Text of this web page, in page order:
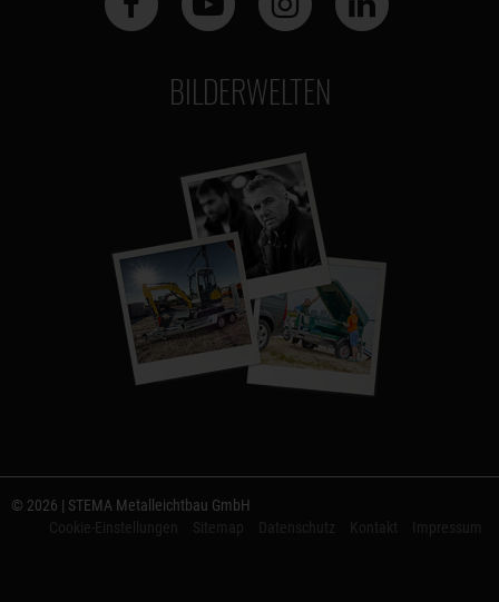
BILDERWELTEN
© 2026 | STEMA Metalleichtbau GmbH